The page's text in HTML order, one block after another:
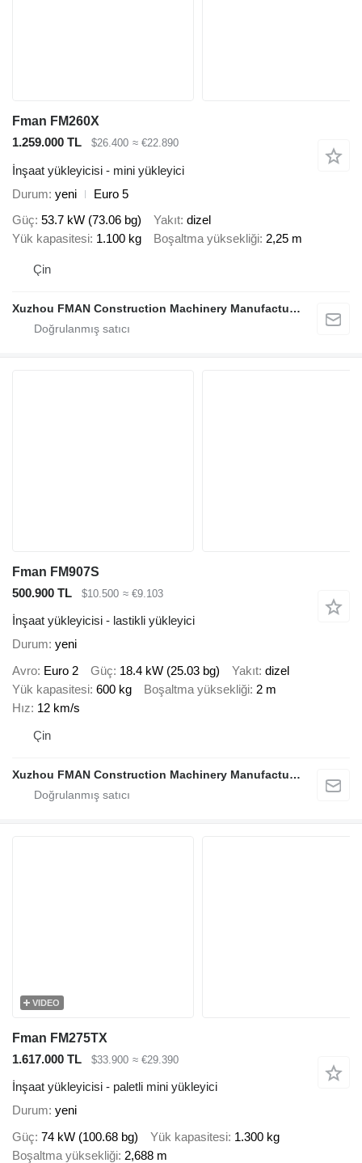
Fman FM260X
1.259.000 TL
$26.400 ≈ €22.890
İnşaat yükleyicisi - mini yükleyici
Durum yeni
Euro 5
Güç 53.7 kW (73.06 bg) Yakıt dizel
Yük kapasitesi 1.100 kg Boşaltma yüksekliği 2,25 m
Çin
Xuzhou FMAN Construction Machinery Manufacture Co., Ltd.
Fman FM907S
500.900 TL
$10.500 ≈ €9.103
İnşaat yükleyicisi - lastikli yükleyici
Durum yeni
Avro Euro 2 Güç 18.4 kW (25.03 bg) Yakıt dizel
Yük kapasitesi 600 kg Boşaltma yüksekliği 2 m
Hız 12 km/s
Çin
Xuzhou FMAN Construction Machinery Manufacture Co., Ltd.
VIDEO
Fman FM275TX
1.617.000 TL
$33.900 ≈ €29.390
İnşaat yükleyicisi - paletli mini yükleyici
Durum yeni
Güç 74 kW (100.68 bg) Yük kapasitesi 1.300 kg
Boşaltma yüksekliği 2,688 m